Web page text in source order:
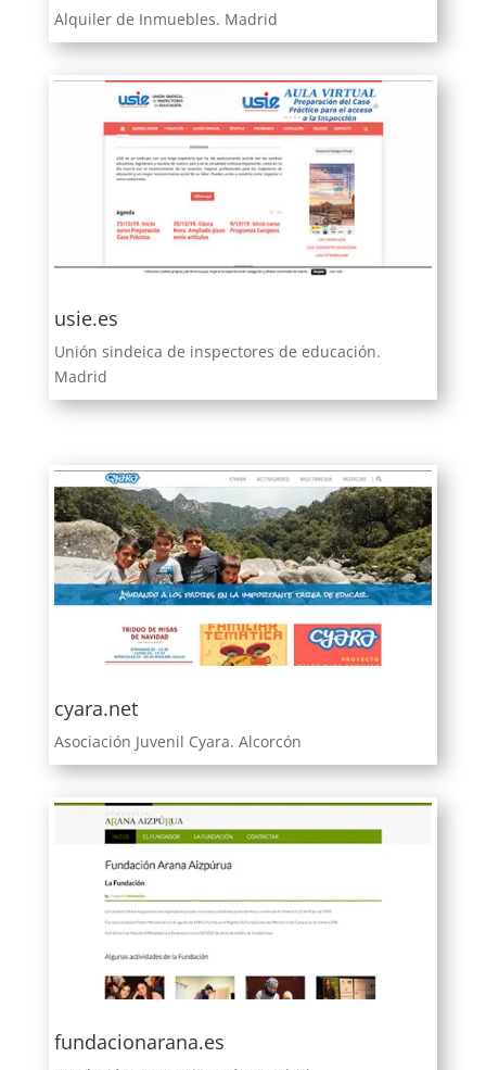
Alquiler de Inmuebles. Madrid
usie.es
Unión sindeica de inspectores de educación.
Madrid
cyara.net
Asociación Juvenil Cyara. Alcorcón
fundacionarana.es